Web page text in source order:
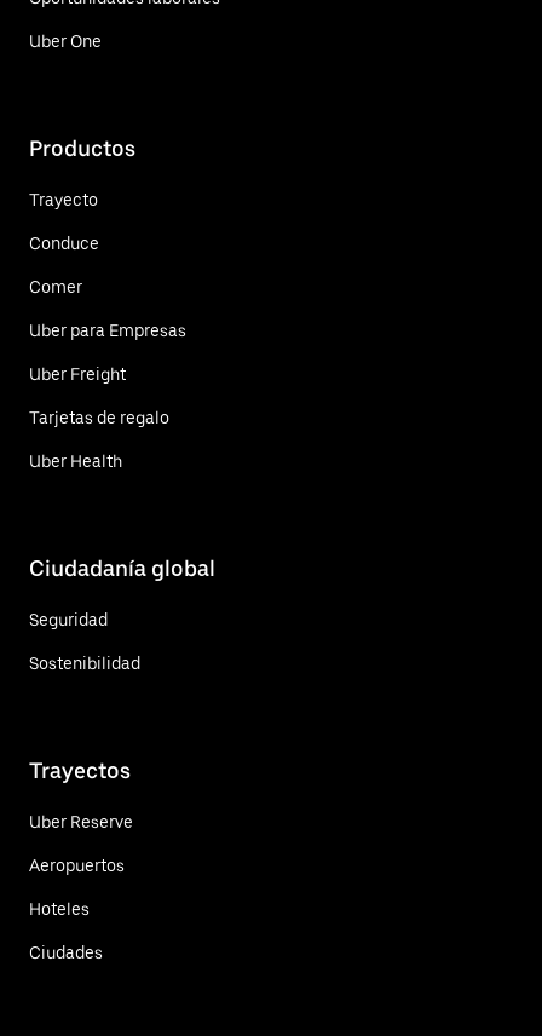
Uber One
Productos
Trayecto
Conduce
Comer
Uber para Empresas
Uber Freight
Tarjetas de regalo
Uber Health
Ciudadanía global
Seguridad
Sostenibilidad
Trayectos
Uber Reserve
Aeropuertos
Hoteles
Ciudades